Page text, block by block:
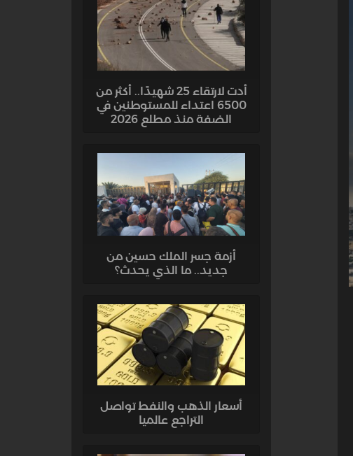
أدت لارتقاء 25 شهيدًا.. أكثر من
6500 اعتداء للمستوطنين في
الضفة منذ مطلع 2026
أزمة جسر الملك حسين من
جديد.. ما الذي يحدث؟
أسعار الذهب والنفط تواصل
التراجع عالميا